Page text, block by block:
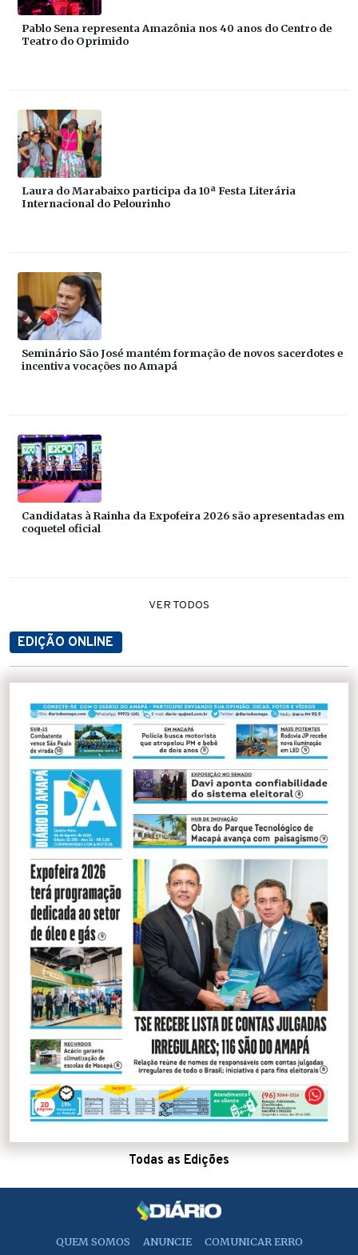
Pablo Sena representa Amazônia nos 40 anos do Centro de
Teatro do Oprimido
Laura do Marabaixo participa da 10ª Festa Literária
Internacional do Pelourinho
Seminário São José mantém formação de novos sacerdotes e
incentiva vocações no Amapá
Candidatas à Rainha da Expofeira 2026 são apresentadas em
coquetel oficial
VER TODOS
EDIÇÃO ONLINE
Todas as Edições
QUEM SOMOS ANUNCIE COMUNICAR ERRO